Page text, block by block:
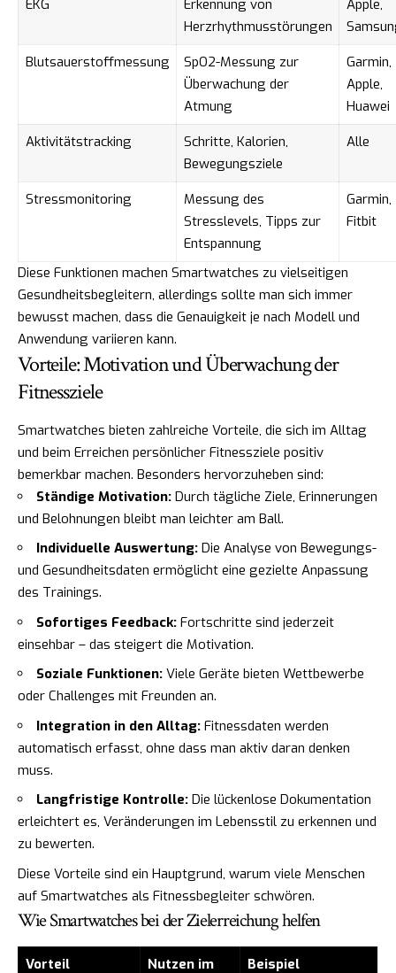
EKG
Erkennung von
Herzrhythmusstörungen
Apple,
Blutsauerstoffmessung
SpO2-Messung zur
Überwachung der
Atmung
Garmin,
Apple,
Huawei
Aktivitätstracking
Schritte, Kalorien,
Bewegungsziele
Alle
Stressmonitoring
Messung des
Stresslevels, Tipps zur
Entspannung
Garmin,
Fitbit
Diese Funktionen machen Smartwatches zu vielseitigen
Gesundheitsbegleitern, allerdings sollte man sich immer
bewusst machen, dass die Genauigkeit je nach Modell und
Anwendung variieren kann.
Vorteile: Motivation und Überwachung der
Fitnessziele
Smartwatches bieten zahlreiche Vorteile, die sich im Alltag
und beim Erreichen persönlicher Fitnessziele positiv
bemerkbar machen. Besonders hervorzuheben sind:
Ständige Motivation: Durch tägliche Ziele, Erinnerungen
und Belohnungen bleibt man leichter am Ball.
Individuelle Auswertung: Die Analyse von Bewegungs-
und Gesundheitsdaten ermöglicht eine gezielte Anpassung
des Trainings.
Sofortiges Feedback: Fortschritte sind jederzeit
einsehbar – das steigert die Motivation.
Soziale Funktionen: Viele Geräte bieten Wettbewerbe
oder Challenges mit Freunden an.
Integration in den Alltag: Fitnessdaten werden
automatisch erfasst, ohne dass man aktiv daran denken
muss.
Langfristige Kontrolle: Die lückenlose Dokumentation
erleichtert es, Veränderungen im Lebensstil zu erkennen und
zu bewerten.
Diese Vorteile sind ein Hauptgrund, warum viele Menschen
auf Smartwatches als Fitnessbegleiter schwören.
Wie Smartwatches bei der Zielerreichung helfen
Vorteil
Nutzen im
Beispiel